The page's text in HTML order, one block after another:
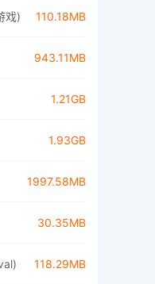
戏) 110.18MB
943.11MB
1.21GB
1.93GB
1997.58MB
30.35MB
118.29MB